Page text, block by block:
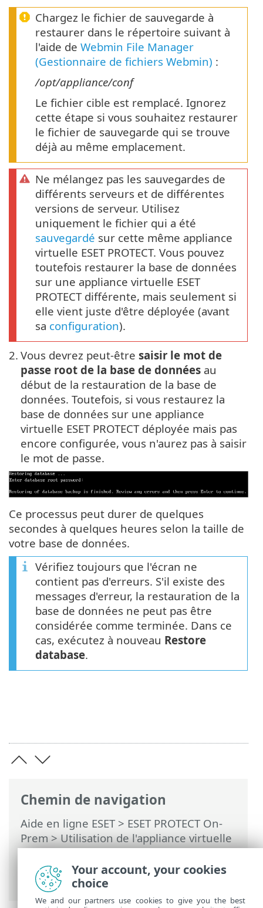
Chemin de navigation
Aide en ligne ESET> ESET PROTECT On-
Prem>Utilisation de l'appliance virtuelle
ESET PROTECT>Console de gestion de
l'appliance virtuelle ESET PROTECT>
Restauration de la base de données
Chargez le fichier de sauvegarde à
restaurer dans le répertoire suivant à
l'aide de Webmin File Manager
(Gestionnaire de fichiers Webmin) :
/opt/appliance/conf
Le fichier cible est remplacé. Ignorez
cette étape si vous souhaitez restaurer
le fichier de sauvegarde qui se trouve
déjà au même emplacement.
Ne mélangez pas les sauvegardes de
différents serveurs et de différentes
versions de serveur. Utilisez
uniquement le fichier qui a été
sauvegardé sur cette même appliance
virtuelle ESET PROTECT. Vous pouvez
toutefois restaurer la base de données
sur une appliance virtuelle ESET
PROTECT différente, mais seulement si
elle vient juste d'être déployée (avant
sa configuration).
2. Vous devrez peut-être saisir le mot de
passe root de la base de données au
début de la restauration de la base de
données. Toutefois, si vous restaurez la
base de données sur une appliance
virtuelle ESET PROTECT déployée mais pas
encore configurée, vous n'aurez pas à saisir
le mot de passe.
Ce processus peut durer de quelques
secondes à quelques heures selon la taille de
votre base de données.
Vérifiez toujours que l'écran ne
contient pas d'erreurs. S'il existe des
messages d'erreur, la restauration de la
base de données ne peut pas être
considérée comme terminée. Dans ce
cas, exécutez à nouveau Restore
database.
Your account, your cookies
choice
We and our partners use cookies to give you the best